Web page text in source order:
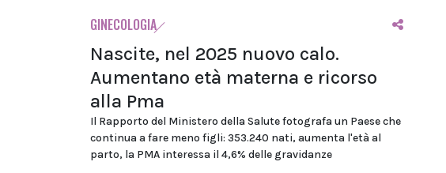
GINECOLOGIA
Nascite, nel 2025 nuovo calo.
Aumentano età materna e ricorso
alla Pma
Il Rapporto del Ministero della Salute fotografa un Paese che
continua a fare meno figli: 353.240 nati, aumenta l'età al
parto, la PMA interessa il 4,6% delle gravidanze